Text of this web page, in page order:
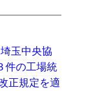
玉中央協
件の工場統
正規定を適